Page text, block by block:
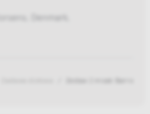
Denmark,
Zestaw 2 misek Barro